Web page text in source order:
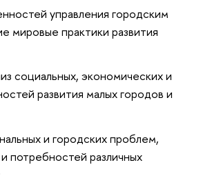
управления городским
мировые практики развития
социальных, экономических и
развития малых городов и
и городских проблем,
потребностей различных